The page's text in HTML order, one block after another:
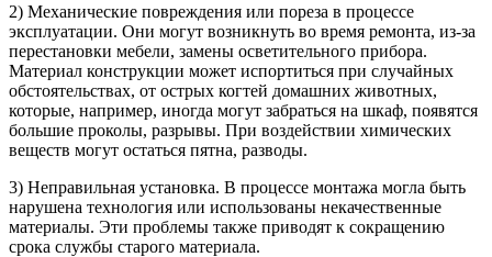
2) Механические повреждения или пореза в процессе
эксплуатации. Они могут возникнуть во время ремонта, из-за
перестановки мебели, замены осветительного прибора.
Материал конструкции может испортиться при случайных
обстоятельствах, от острых когтей домашних животных,
которые, например, иногда могут забраться на шкаф, появятся
большие проколы, разрывы. При воздействии химических
веществ могут остаться пятна, разводы.
3) Неправильная установка. В процессе монтажа могла быть
нарушена технология или использованы некачественные
материалы. Эти проблемы также приводят к сокращению
срока службы старого материала.